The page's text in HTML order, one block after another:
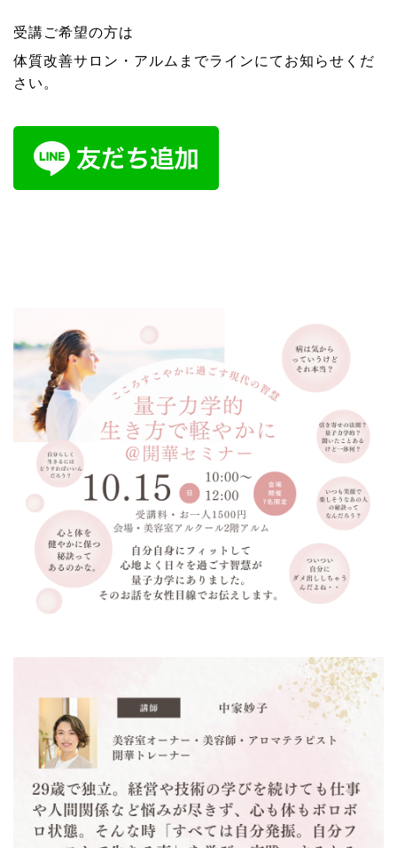
受講ご希望の方は
体質改善サロン・アルムまでラインにてお知らせくだ
さい。